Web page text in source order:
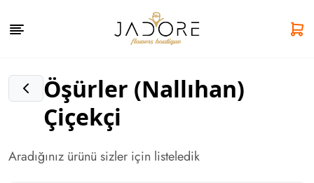
Öşürler (Nallıhan)
Çiçekçi
Aradığınız ürünü sizler için listeledik